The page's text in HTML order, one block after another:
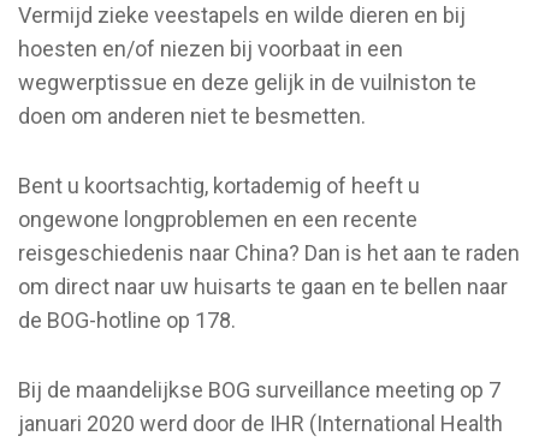
Vermijd zieke veestapels en wilde dieren en bij
hoesten en/of niezen bij voorbaat in een
wegwerptissue en deze gelijk in de vuilniston te
doen om anderen niet te besmetten.
Bent u koortsachtig, kortademig of heeft u
ongewone longproblemen en een recente
reisgeschiedenis naar China? Dan is het aan te raden
om direct naar uw huisarts te gaan en te bellen naar
de BOG-hotline op 178.
Bij de maandelijkse BOG surveillance meeting op 7
januari 2020 werd door de IHR (International Health